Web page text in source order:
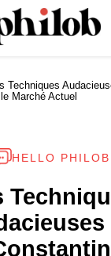
Techniques
Marché Actuel
HELLO PHILOB